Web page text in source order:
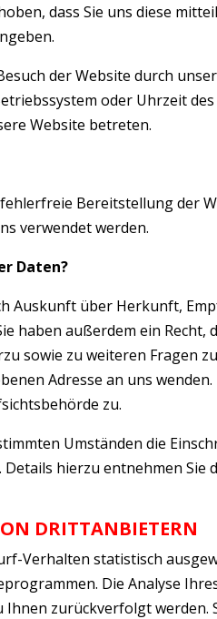
dass Sie uns diese
der Website durch
oder Uhrzeit
Website betreten.
Bereitstellung der
verwendet werden.
Daten?
Auskunft über Herkunft,
haben außerdem ein
sowie zu weiteren Fragen
Adresse an uns
zu.
Umständen die
hierzu entnehmen Sie
DRITTANBIETERN
Verhalten statistisch
Die Analyse
zurückverfolgt werden.